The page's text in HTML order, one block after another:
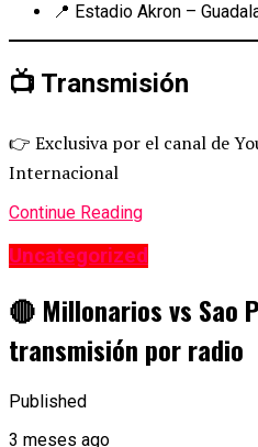
📍 Estadio Akron –
📺 Transmisión
👉 Exclusiva por el canal de
Internacional
Continue Reading
Uncategorized
🔴 Millonarios vs Sao
transmisión por radio
Published
3 meses ago